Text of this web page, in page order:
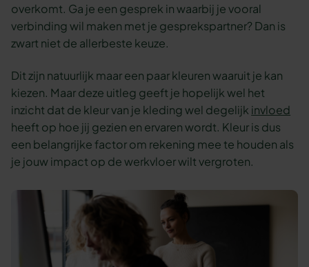
overkomt. Ga je een gesprek in waarbij je vooral
verbinding wil maken met je gesprekspartner? Dan is
zwart niet de allerbeste keuze.
Dit zijn natuurlijk maar een paar kleuren waaruit je kan
kiezen. Maar deze uitleg geeft je hopelijk wel het
inzicht dat de kleur van je kleding wel degelijk invloed
heeft op hoe jij gezien en ervaren wordt. Kleur is dus
een belangrijke factor om rekening mee te houden als
je jouw impact op de werkvloer wilt vergroten.